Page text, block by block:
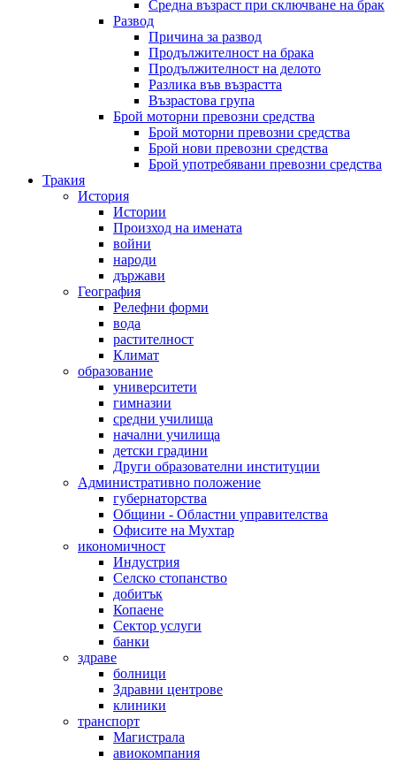
Средна възраст при сключване на брак
Развод
Причина за развод
Продължителност на брака
Продължителност на делото
Разлика във възрастта
Възрастова група
Брой моторни превозни средства
Брой моторни превозни средства
Брой нови превозни средства
Брой употребявани превозни средства
Тракия
История
Истории
Произход на имената
войни
народи
държави
География
Релефни форми
вода
растителност
Климат
образование
университети
гимназии
средни училища
начални училища
детски градини
Други образователни институции
Административно положение
губернаторства
Общини - Областни управителства
Офисите на Мухтар
икономичност
Индустрия
Селско стопанство
добитък
Копаене
Сектор услуги
банки
здраве
болници
Здравни центрове
клиники
транспорт
Магистрала
авиокомпания